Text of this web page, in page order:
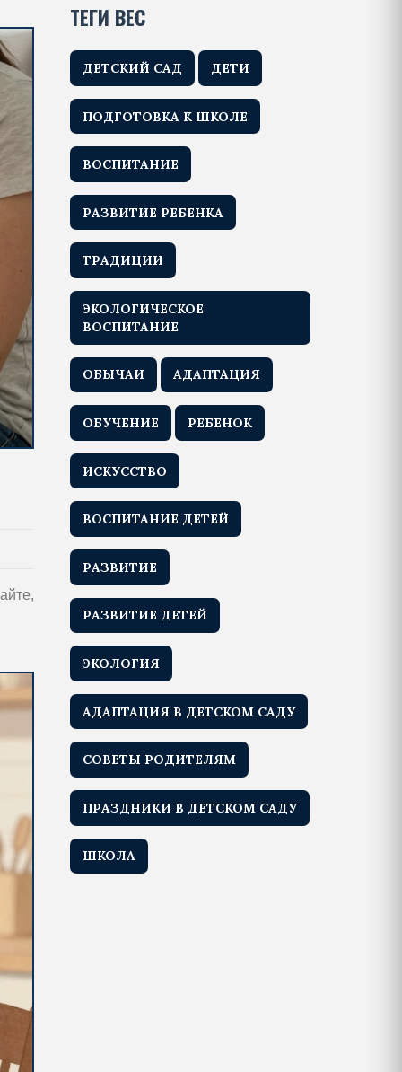
ТЕГИ ВЕС
ДЕТСКИЙ САД ДЕТИ
ПОДГОТОВКА К ШКОЛЕ
ВОСПИТАНИЕ
РАЗВИТИЕ РЕБЕНКА
ТРАДИЦИИ
ЭКОЛОГИЧЕСКОЕ
ВОСПИТАНИЕ
ОБЫЧАИ АДАПТАЦИЯ
ОБУЧЕНИЕ РЕБЕНОК
ИСКУССТВО
ВОСПИТАНИЕ ДЕТЕЙ
РАЗВИТИЕ
РАЗВИТИЕ ДЕТЕЙ
ЭКОЛОГИЯ
АДАПТАЦИЯ В ДЕТСКОМ САДУ
СОВЕТЫ РОДИТЕЛЯМ
ПРАЗДНИКИ В ДЕТСКОМ САДУ
ШКОЛА